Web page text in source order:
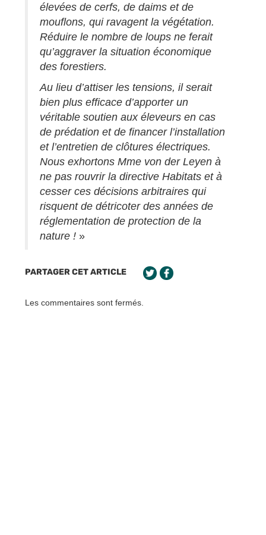
élevées de cerfs, de daims et de
mouflons, qui ravagent la végétation.
Réduire le nombre de loups ne ferait
qu’aggraver la situation économique
des forestiers.
Au lieu d’attiser les tensions, il serait
bien plus efficace d’apporter un
véritable soutien aux éleveurs en cas
de prédation et de financer l’installation
et l’entretien de clôtures électriques.
Nous exhortons Mme von der Leyen à
ne pas rouvrir la directive Habitats et à
cesser ces décisions arbitraires qui
risquent de détricoter des années de
réglementation de protection de la
nature ! »
PARTAGER CET ARTICLE
Les commentaires sont fermés.